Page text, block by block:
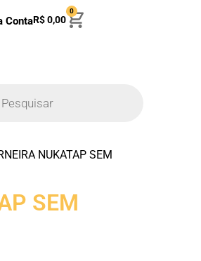
ContaR$0,00
0
NUKATAP SEM
SEM